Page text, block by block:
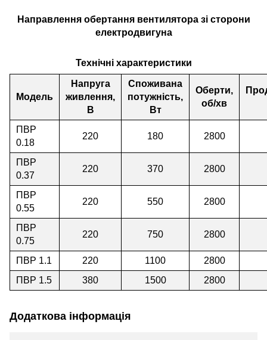
Направлення обертання вентилятора зі сторони
електродвигуна
Технічні характеристики
Модель
Напруга
живлення,
В
Споживана
потужність,
Вт
Оберти,
об/хв
ПВР
0.18
220 180 2800
ПВР
0.37
220 370 2800
ПВР
0.55
220 550 2800
ПВР
0.75
220 750 2800
ПВР 1.1 220 1100
2800
ПВР 1.5
380 1500 2800
Додаткова інформація